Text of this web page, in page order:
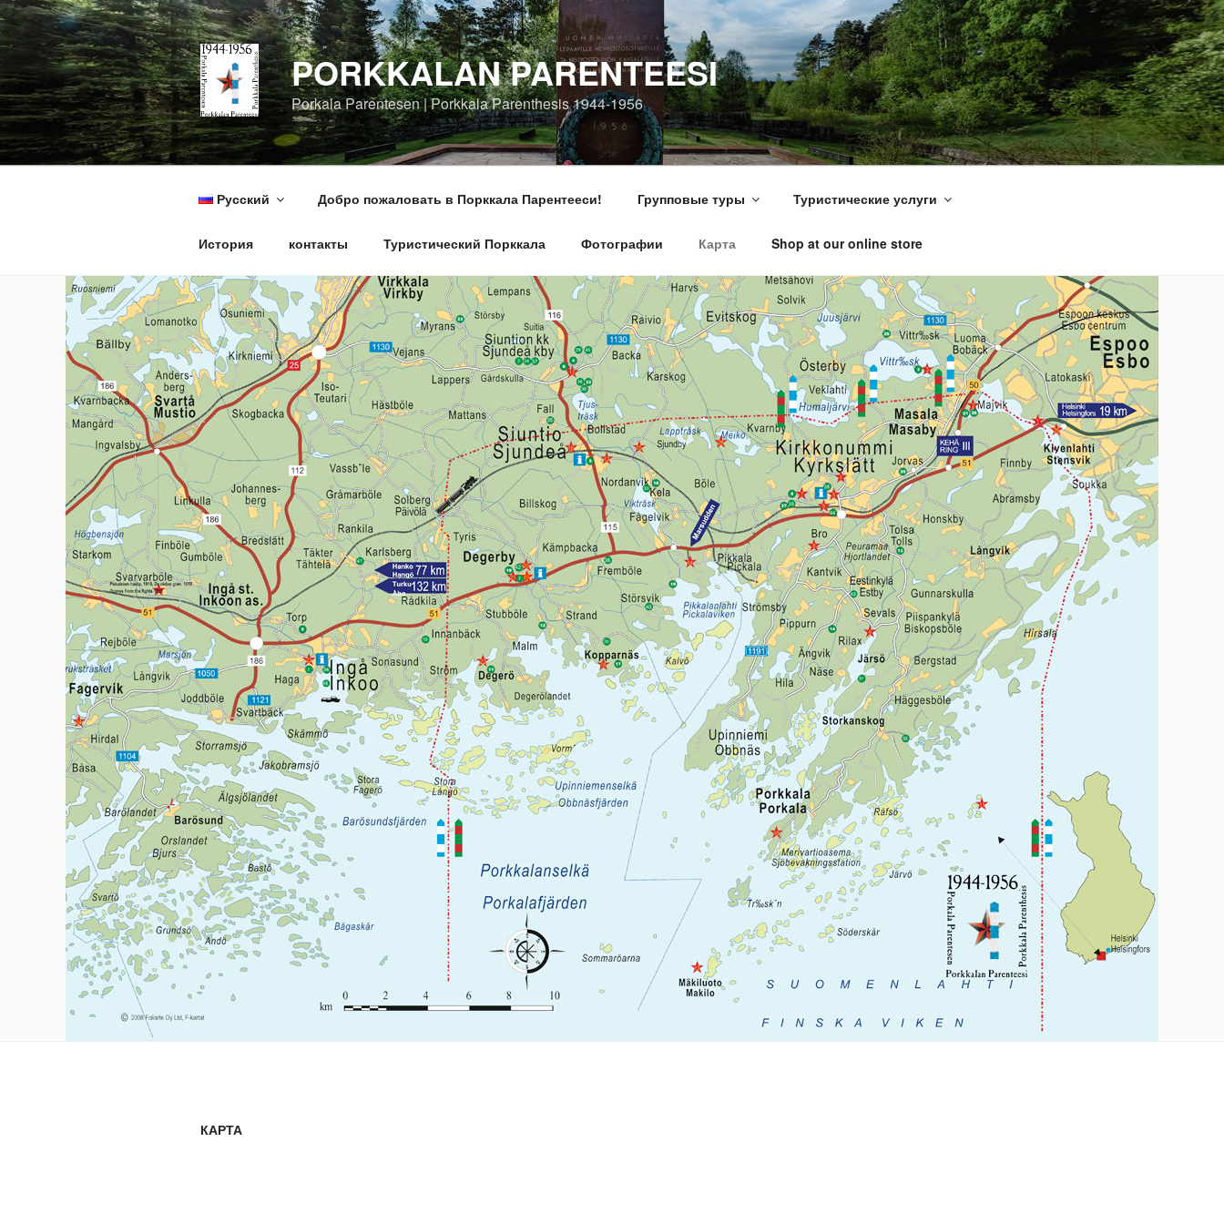
Перейти
к
содержимому
PORKKALAN PARENTEESI
Porkala Parentesen | Porkkala Parenthesis 1944-1956
Русский Добро пожаловать в Порккала Парентееси! Групповые туры Туристические услуги
История контакты Туристический Порккала Фотографии Карта Shop at our online store
КАРТА